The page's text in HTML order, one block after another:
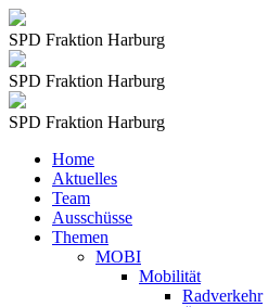
SPD Fraktion Harburg
SPD Fraktion Harburg
SPD Fraktion Harburg
Home
Aktuelles
Team
Ausschüsse
Themen
MOBI
Mobilität
Radverkehr